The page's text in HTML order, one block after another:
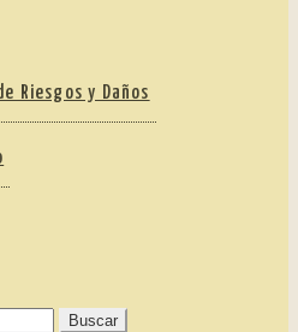
Riesgos y Daños